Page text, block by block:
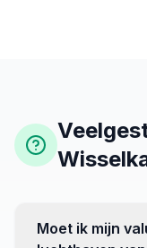
Moet ik mijn